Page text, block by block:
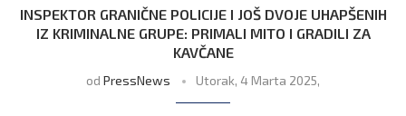
INSPEKTOR GRANIČNE POLICIJE I JOŠ DVOJE UHAPŠENIH
IZ KRIMINALNE GRUPE: PRIMALI MITO I GRADILI ZA
KAVČANE
od PressNews Utorak, 4 Marta 2025,